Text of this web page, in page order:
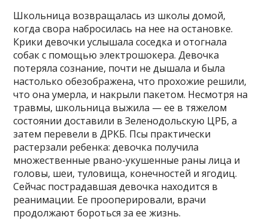
Школьница возвращалась из школы домой,
когда свора набросилась на нее на остановке.
Крики девочки услышала соседка и отогнала
собак с помощью электрошокера. Девочка
потеряла сознание, почти не дышала и была
настолько обезображена, что прохожие решили,
что она умерла, и накрыли пакетом. Несмотря на
травмы, школьница выжила — ее в тяжелом
состоянии доставили в Зеленодольскую ЦРБ, а
затем перевели в ДРКБ. Псы практически
растерзали ребенка: девочка получила
множественные рвано-укушенные раны лица и
головы, шеи, туловища, конечностей и ягодиц.
Сейчас пострадавшая девочка находится в
реанимации. Ее прооперировали, врачи
продолжают бороться за ее жизнь.